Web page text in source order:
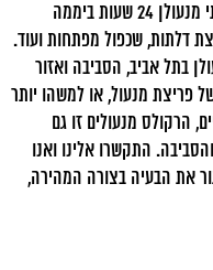
החברה בנוסף מספקת שירותי פריצה ושירותי מנעולן 24 שעות ביממה
דלתות, שכפול מפתחות ועוד.
בתל אביב, הסביבה ואזור
פריצת מנעול, או למשהו יותר
הרקולס מנעולים זו גם
התקשרו אלינו ואנו
את הבעיה בצורה המהירה,